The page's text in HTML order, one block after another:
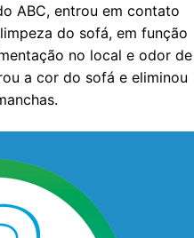
ABC, entrou em contato
do sofá, em função
no local e odor de
a cor do sofá e eliminou